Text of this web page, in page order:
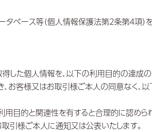
タベース等（個人情報保護法第２条第４項
した個人情報を、以下の利用目的の達成
、お客様又はお取引様ご本人の同意なく、
用目的と関連性を有すると合理的に認めら
引様ご本人に通知又は公表いたします。